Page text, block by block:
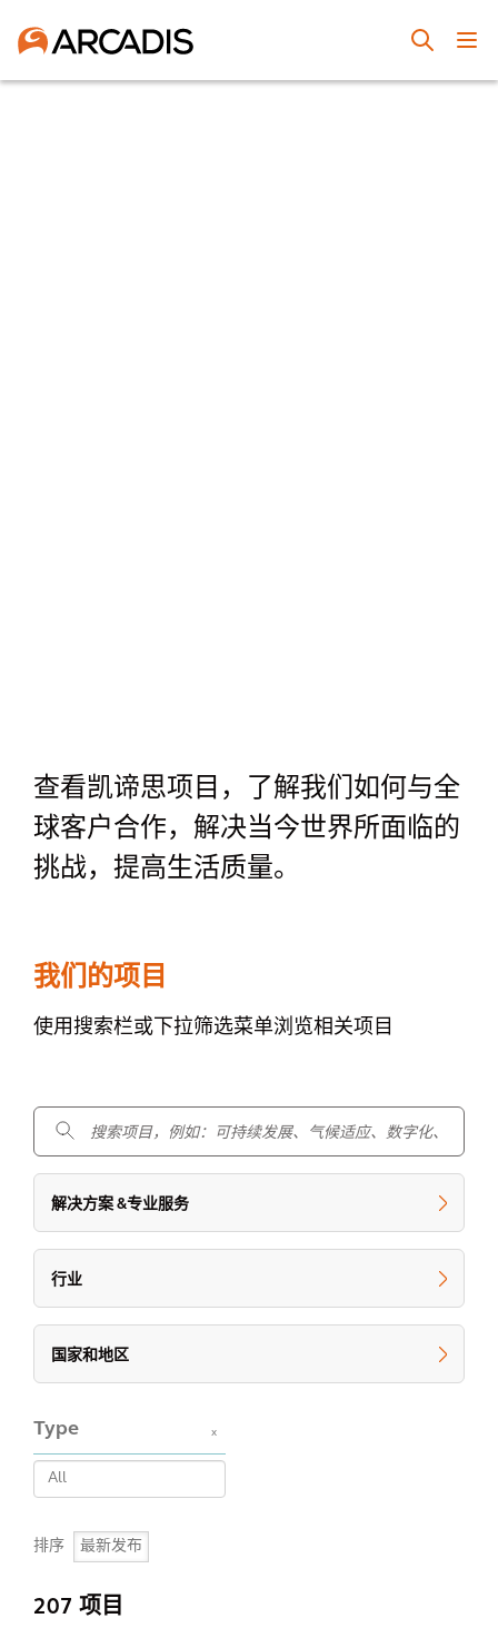
查看凯谛思项目，了解我们如何与全
球客户合作，解决当今世界所面临的
挑战，提高生活质量。
我们的项目
使用搜索栏或下拉筛选菜单浏览相关项目
解决方案 &专业服务
行业
国家和地区
Type x
排序
207 项目